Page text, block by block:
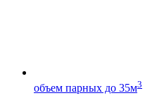
объем парных до 35м3